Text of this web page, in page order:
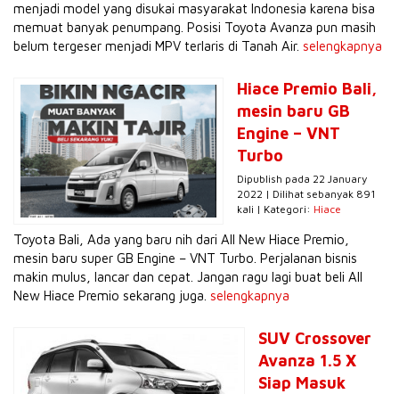
menjadi model yang disukai masyarakat Indonesia karena bisa
memuat banyak penumpang. Posisi Toyota Avanza pun masih
belum tergeser menjadi MPV terlaris di Tanah Air. selengkapnya
Hiace Premio Bali,
mesin baru GB
Engine – VNT
Turbo
Dipublish pada 22 January
2022 | Dilihat sebanyak 891
kali | Kategori: Hiace
Toyota Bali, Ada yang baru nih dari All New Hiace Premio,
mesin baru super GB Engine – VNT Turbo. Perjalanan bisnis
makin mulus, lancar dan cepat. Jangan ragu lagi buat beli All
New Hiace Premio sekarang juga. selengkapnya
SUV Crossover
Avanza 1.5 X
Siap Masuk